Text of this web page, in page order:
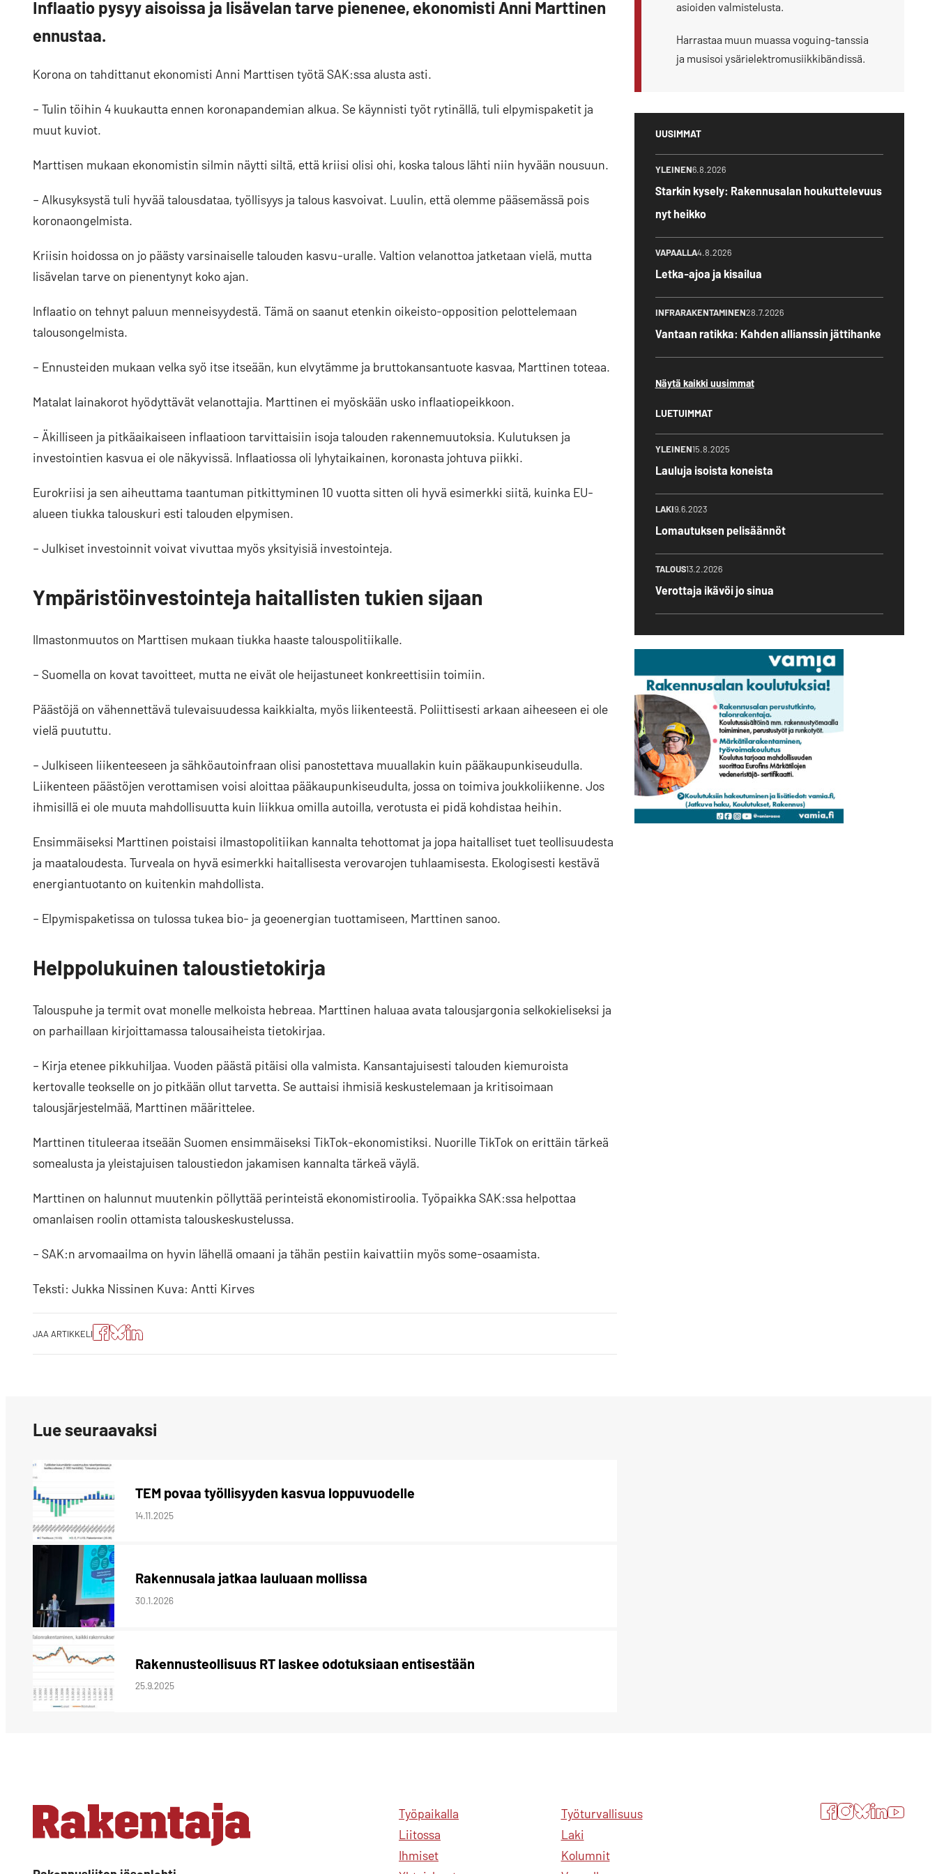
Inflaatio pysyy aisoissa ja lisävelan tarve pienenee, ekonomisti Anni Marttinen
ennustaa.
Korona on tahdittanut ekonomisti Anni Marttisen työtä SAK:ssa alusta asti.
– Tulin töihin 4 kuukautta ennen koronapandemian alkua. Se käynnisti työt rytinällä, tuli elpymispaketit ja
muut kuviot.
Marttisen mukaan ekonomistin silmin näytti siltä, että kriisi olisi ohi, koska talous lähti niin hyvään nousuun.
– Alkusyksystä tuli hyvää talousdataa, työllisyys ja talous kasvoivat. Luulin, että olemme pääsemässä pois
koronaongelmista.
Kriisin hoidossa on jo päästy varsinaiselle talouden kasvu-uralle. Valtion velanottoa jatketaan vielä, mutta
lisävelan tarve on pienentynyt koko ajan.
Inflaatio on tehnyt paluun menneisyydestä. Tämä on saanut etenkin oikeisto-opposition pelottelemaan
talousongelmista.
– Ennusteiden mukaan velka syö itse itseään, kun elvytämme ja bruttokansantuote kasvaa, Marttinen toteaa.
Matalat lainakorot hyödyttävät velanottajia. Marttinen ei myöskään usko inflaatiopeikkoon.
– Äkilliseen ja pitkäaikaiseen inflaatioon tarvittaisiin isoja talouden rakennemuutoksia. Kulutuksen ja
investointien kasvua ei ole näkyvissä. Inflaatiossa oli lyhytaikainen, koronasta johtuva piikki.
Eurokriisi ja sen aiheuttama taantuman pitkittyminen 10 vuotta sitten oli hyvä esimerkki siitä, kuinka EU-
alueen tiukka talouskuri esti talouden elpymisen.
– Julkiset investoinnit voivat vivuttaa myös yksityisiä investointeja.
Ympäristöinvestointeja haitallisten tukien sijaan
Ilmastonmuutos on Marttisen mukaan tiukka haaste talouspolitiikalle.
– Suomella on kovat tavoitteet, mutta ne eivät ole heijastuneet konkreettisiin toimiin.
Päästöjä on vähennettävä tulevaisuudessa kaikkialta, myös liikenteestä. Poliittisesti arkaan aiheeseen ei ole
vielä puututtu.
– Julkiseen liikenteeseen ja sähköautoinfraan olisi panostettava muuallakin kuin pääkaupunkiseudulla.
Liikenteen päästöjen verottamisen voisi aloittaa pääkaupunkiseudulta, jossa on toimiva joukkoliikenne. Jos
ihmisillä ei ole muuta mahdollisuutta kuin liikkua omilla autoilla, verotusta ei pidä kohdistaa heihin.
Ensimmäiseksi Marttinen poistaisi ilmastopolitiikan kannalta tehottomat ja jopa haitalliset tuet teollisuudesta
ja maataloudesta. Turveala on hyvä esimerkki haitallisesta verovarojen tuhlaamisesta. Ekologisesti kestävä
energiantuotanto on kuitenkin mahdollista.
– Elpymispaketissa on tulossa tukea bio- ja geoenergian tuottamiseen, Marttinen sanoo.
Helppolukuinen taloustietokirja
Talouspuhe ja termit ovat monelle melkoista hebreaa. Marttinen haluaa avata talousjargonia selkokieliseksi ja
on parhaillaan kirjoittamassa talousaiheista tietokirjaa.
– Kirja etenee pikkuhiljaa. Vuoden päästä pitäisi olla valmista. Kansantajuisesti talouden kiemuroista
kertovalle teokselle on jo pitkään ollut tarvetta. Se auttaisi ihmisiä keskustelemaan ja kritisoimaan
talousjärjestelmää, Marttinen määrittelee.
Marttinen tituleeraa itseään Suomen ensimmäiseksi TikTok-ekonomistiksi. Nuorille TikTok on erittäin tärkeä
somealusta ja yleistajuisen taloustiedon jakamisen kannalta tärkeä väylä.
Marttinen on halunnut muutenkin pöllyttää perinteistä ekonomistiroolia. Työpaikka SAK:ssa helpottaa
omanlaisen roolin ottamista talouskeskustelussa.
– SAK:n arvomaailma on hyvin lähellä omaani ja tähän pestiin kaivattiin myös some-osaamista.
Teksti: Jukka Nissinen Kuva: Antti Kirves
JAA ARTIKKELI
JaaJaaJako:
asioiden valmistelusta.
Harrastaa muun muassa voguing-tanssia
ja musisoi ysärielektromusiikkibändissä.
UUSIMMAT
YLEINEN6.8.2026
Starkin kysely: Rakennusalan houkuttelevuus
nyt heikko
VAPAALLA4.8.2026
Letka-ajoa ja kisailua
INFRARAKENTAMINEN28.7.2026
Vantaan ratikka: Kahden allianssin jättihanke
Näytä kaikki uusimmat
LUETUIMMAT
YLEINEN15.8.2025
Lauluja isoista koneista
LAKI9.6.2023
Lomautuksen pelisäännöt
TALOUS13.2.2026
Verottaja ikävöi jo sinua
Lue seuraavaksi
TEM povaa työllisyyden kasvua loppuvuodelle
14.11.2025
Rakennusala jatkaa lauluaan mollissa
30.1.2026
Rakennusteollisuus RT laskee odotuksiaan entisestään
25.9.2025
Työpaikalla
Liitossa
Ihmiset
Työturvallisuus
Laki
Kolumnit
Facebook
Instagram
Bluesky
LinkedIn
YouTube